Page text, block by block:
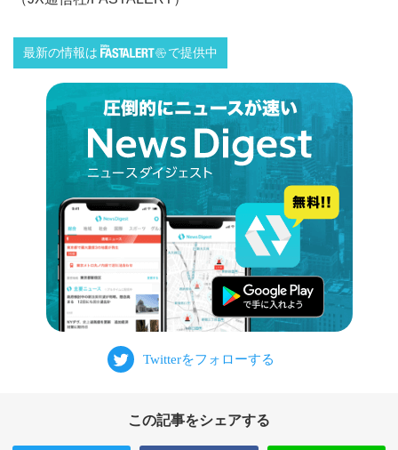
最新の情報は で提供中
この記事をシェアする